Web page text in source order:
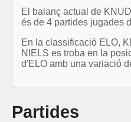
El balanç actual de
és de 4 partides jugades
En la classificació ELO,
NIELS es troba en la
d'ELO amb una variació
Partides